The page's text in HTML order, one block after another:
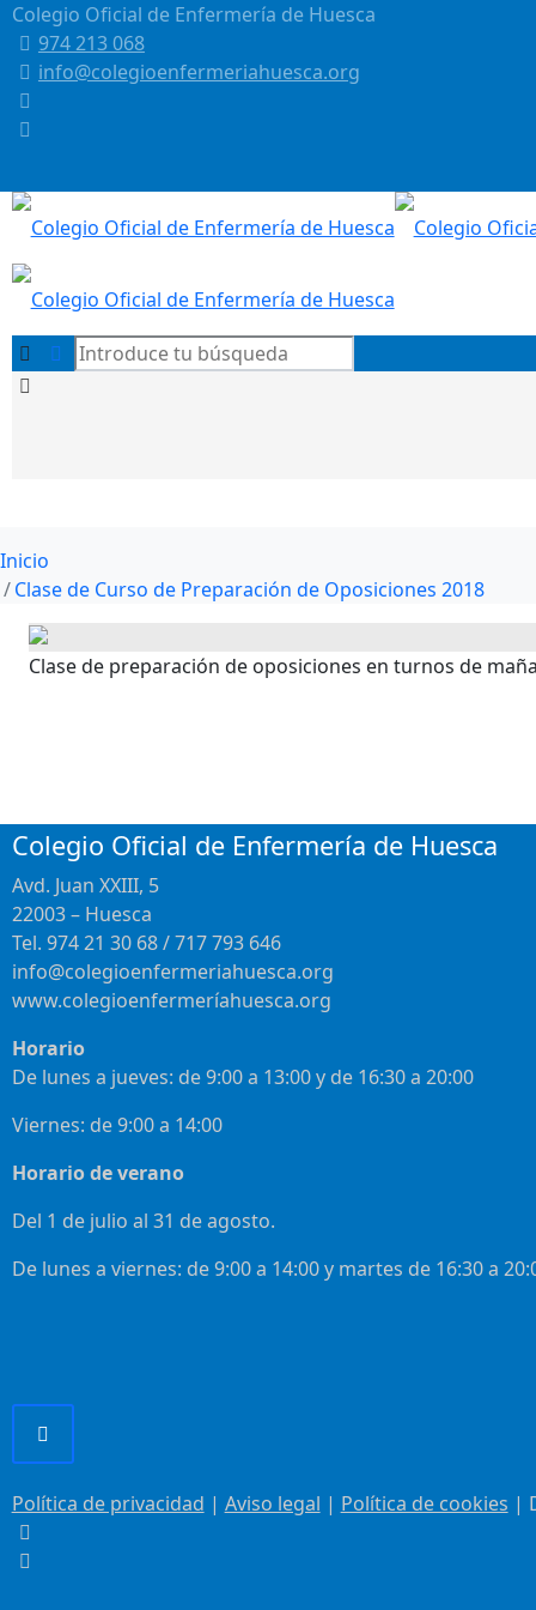
Colegio Oficial de Enfermería de Huesca
974 213 068
info@colegioenfermeriahuesca.org
Inicio
Clase de Curso de Preparación de Oposiciones 2018
Clase de preparación de oposiciones en turnos de
Colegio Oficial de Enfermería de Huesca
Avd. Juan XXIII, 5
22003 – Huesca
Tel. 974 21 30 68 / 717 793 646
info@colegioenfermeriahuesca.org
www.colegioenfermeríahuesca.org
Horario
De lunes a jueves: de 9:00 a 13:00 y de 16:30 a 20:00
Viernes: de 9:00 a 14:00
Horario de verano
Del 1 de julio al 31 de agosto.
De lunes a viernes: de 9:00 a 14:00 y martes de 16:30 a
Política de privacidad | Aviso legal | Política de cookies |